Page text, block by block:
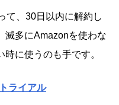
て、30日以内に解約し
滅多にAmazonを使わな
に使うのも手です。
ライアル